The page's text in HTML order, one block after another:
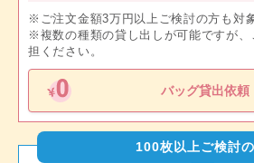
※ご注文金額3万円以上ご検討の方も対
※複数の種類の貸し出しが可能ですが、
担ください。
バッグ貸出依頼
100枚以上ご検討